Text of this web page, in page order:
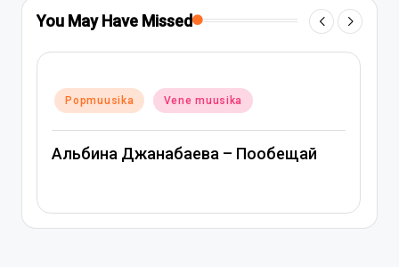
You May Have Missed
in
Popmuusika
Митя Фомин и Альбина
Спасибо, сердце